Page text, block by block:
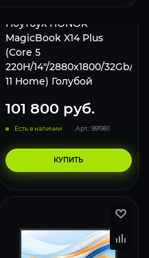
Ноутбук HONOR
MagicBook X14 Plus
(Core 5
220H/14"/2880x1800/32Gb/
11 Home) Голубой
101 800руб.
Есть в наличии Арт.: 991981
КУПИТЬ